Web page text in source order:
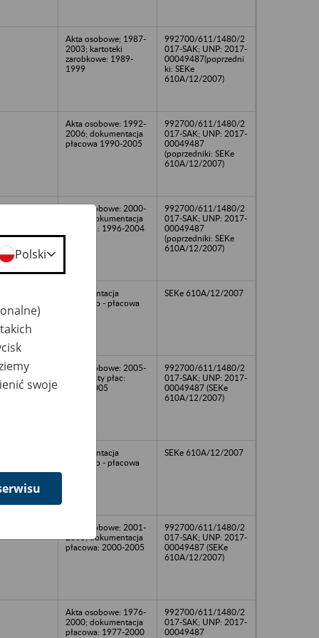
Akta osobowe; 1987-
2003; kartoteki
zarobkowe: 1989-
1999
992700/611/1480/2
017-SAK; UNP: 2017-
00049487(poprzedni
ki: SEKe
610A/12/2007)
Akta osobowe: 1992-
2006; dokumentacja
płacowa 1990-2005
992700/611/1480/2
017-SAK; UNP: 2017-
00049487
(poprzedniki: SEKe
610A/12/2007)
Akta osobowe: 2000-
2004; dokumentacja
płacowa: 1996-2004
992700/611/1480/2
017-SAK; UNP: 2017-
00049487
(poprzedniki: SEKe
610A/12/2007)
dokumentacja
osobowo - płacowa
SEKe 610A/12/2007
Akta osobowe: 2005-
2005; listy płac:
2004-2005
992700/611/1480/2
017-SAK; UNP: 2017-
00049487 (SEKe
610A/12/2007)
dokumentacja
osobowo - płacowa
SEKe 610A/12/2007
Akta osobowe: 2001-
2005; dokumentacja
płacowa: 2000-2005
992700/611/1480/2
017-SAK; UNP: 2017-
00049487 (SEKe
610A/12/2007)
Akta osobowe: 1976-
2000; dokumentacja
płacowa: 1977-2000
992700/611/1480/2
017-SAK; UNP: 2017-
00049487
Polski
swoje